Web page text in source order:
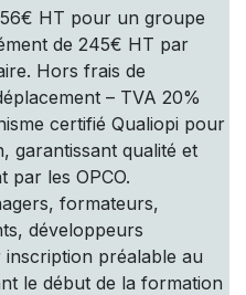
HT pour un groupe
de 245€ HT par
Hors frais de
– TVA 20%
certifié Qualiopi pour
garantissant qualité et
par les OPCO.
formateurs,
développeurs
inscription préalable au
le début de la formation